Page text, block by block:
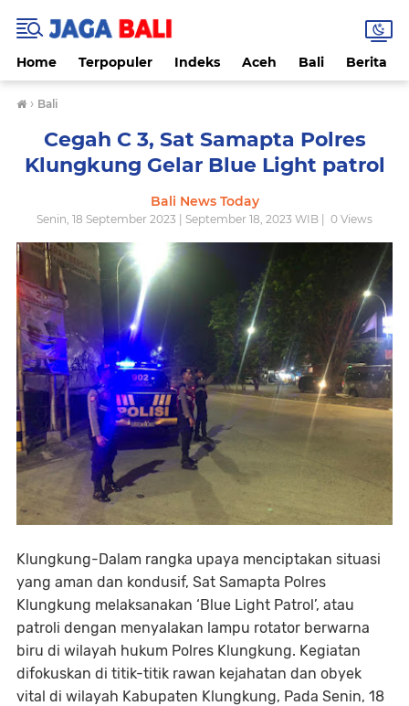
Home Terpopuler Indeks Aceh Bali Berita
› Bali
Cegah C 3, Sat Samapta Polres
Klungkung Gelar Blue Light patrol
Bali News Today
Senin, 18 September 2023 | September 18, 2023 WIB | 0 Views
Klungkung-Dalam rangka upaya menciptakan situasi
yang aman dan kondusif, Sat Samapta Polres
Klungkung melaksanakan ‘Blue Light Patrol’, atau
patroli dengan menyalakan lampu rotator berwarna
biru di wilayah hukum Polres Klungkung. Kegiatan
difokuskan di titik-titik rawan kejahatan dan obyek
vital di wilayah Kabupaten Klungkung, Pada Senin, 18